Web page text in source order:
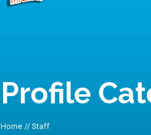
Profile
Home // Staff